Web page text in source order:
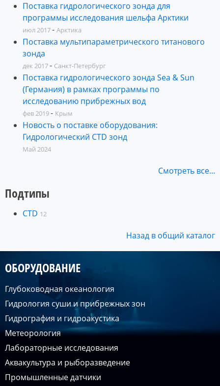
Поставка гидрологического зонда для
программы исследования шельфа Арктики
июл 2017- Арктика
Поставка мультипараметрического титанового
зонда
дек 2017- Санкт-Петербург
Поставка гидрологического зонда Sea & Sun
(Германия) в рамках программы по
исследованию прибрежных вод
фев 2019- Крым
Новость о поставке оборудования:
Гидрологический CTD зонд
Май 2024
Смотреть все...
Подтипы
CTD 12
Назад в общий каталог
ОБОРУДОВАНИЕ
Глубоководная океанология
Гидрология суши и прибрежных зон
Гидрография и гидроакустика
Метеорология
Лабораторные исследования
Аквакультура и рыборазведение
Промышленные датчики